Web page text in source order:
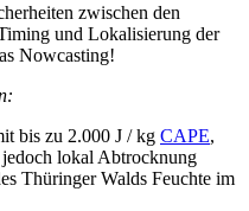
zwischen den
und Lokalisierung der
Nowcasting!
bis zu 2.000 J / kg CAPE,
lokal Abtrocknung
Thüringer Walds Feuchte im